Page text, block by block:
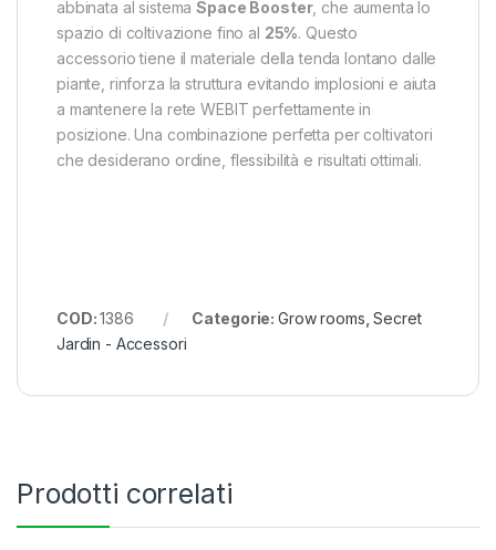
abbinata al sistemaSpace Booster, che aumenta lo
spazio di coltivazione fino al 25%. Questo
accessorio tiene il materiale della tenda lontano dalle
piante, rinforza la struttura evitando implosioni e aiuta
a mantenere la rete WEBIT perfettamente in
posizione. Una combinazione perfetta per coltivatori
che desiderano ordine, flessibilità e risultati ottimali.
COD:1386 Categorie: Grow rooms ,Secret
Jardin - Accessori
Prodotti correlati